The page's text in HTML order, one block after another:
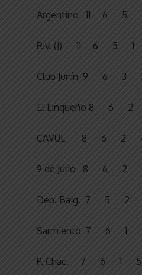
Argentino 11 6 5
Riv. (J) 11 6 5 1
Club Junín 9 6 3
El Linqueño 8 6
CAVUL 8 6 2
9 de Julio 8 6 2
Dep. Baig. 7 5 2
Sarmiento 7 6 1
P. Chac. 7 6 1 5